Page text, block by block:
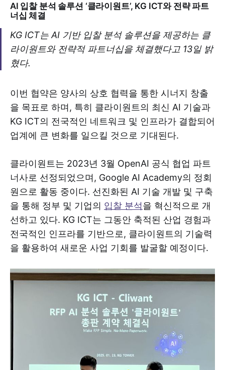
AI 입찰 분석 솔루션 ‘클라이원트’, KG ICT와 전략 파트
너십 체결
KG ICT는 AI 기반 입찰 분석 솔루션을 제공하는 클
라이원트와 전략적 파트너십을 체결했다고 13일 밝
혔다.
이번 협약은 양사의 상호 협력을 통한 시너지 창출
을 목표로 하며, 특히 클라이원트의 최신 AI 기술과
KG ICT의 전국적인 네트워크 및 인프라가 결합되어
업계에 큰 변화를 일으킬 것으로 기대된다.
클라이원트는 2023년 3월 OpenAI 공식 협업 파트
너사로 선정되었으며, Google AI Academy의 정회
원으로 활동 중이다. 선진화된 AI 기술 개발 및 구축
을 통해 정부 및 기업의 입찰 분석을 혁신적으로 개
선하고 있다. KG ICT는 그동안 축적된 산업 경험과
전국적인 인프라를 기반으로, 클라이원트의 기술력
을 활용하여 새로운 사업 기회를 발굴할 예정이다.